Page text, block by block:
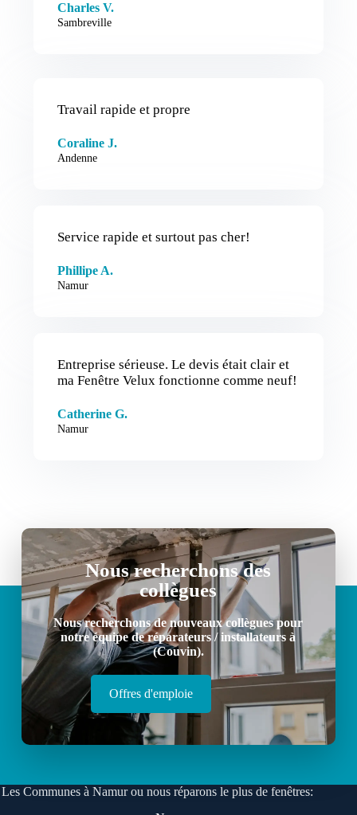
Charles V.
Sambreville
Travail rapide et propre
Coraline J.
Andenne
Service rapide et surtout pas cher!
Phillipe A.
Namur
Entreprise sérieuse. Le devis était clair et
ma Fenêtre Velux fonctionne comme neuf!
Catherine G.
Namur
Nous recherchons des
collègues
Nous recherchons de nouveaux collègues pour
notre équipe de réparateurs / installateurs à
(Couvin).
Offres d'emploie
Les Communes à Namur ou nous réparons le plus de fenêtres: